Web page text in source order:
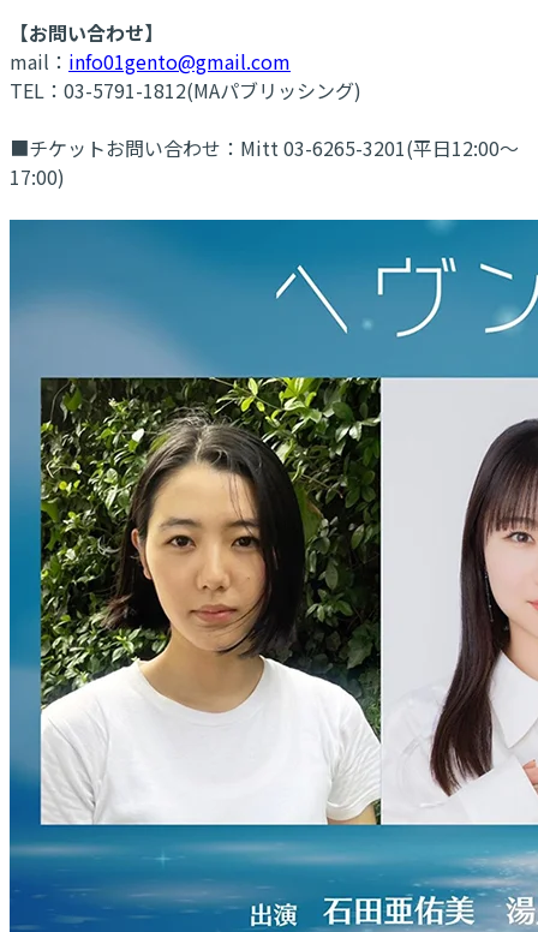
【お問い合わせ】
mail： info01gento@gmail.com
TEL：03-5791-1812(MAパブリッシング)
■チケットお問い合わせ：Mitt 03-6265-3201(平日12:00～
17:00)